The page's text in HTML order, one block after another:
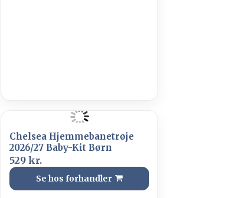
Chelsea Hjemmebanetrøje
2026/27 Baby-Kit Børn
529 kr.
Se hos forhandler